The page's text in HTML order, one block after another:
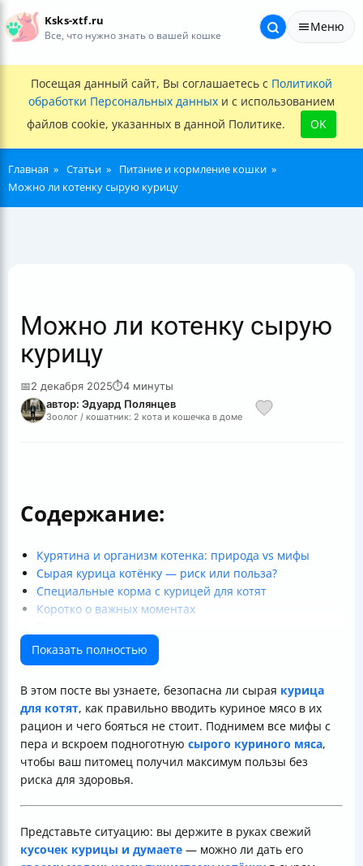
Ksks-xtf.ru
Все, что нужно знать о вашей кошке
Меню
Посещая данный сайт, Вы соглашаетесь с Политикой
обработки Персональных данных и с использованием
файлов cookie, указанных в данной Политике.
OK
Главная Статьи
Питание и кормление кошки
Можно ли котенку сырую курицу
Можно ли котенку сырую
курицу
📅2 декабря 2025⏱4 минуты
автор: Эдуард Полянцев
Зоолог / кошатник: 2 кота и кошечка в доме
Содержание:
Курятина и организм котенка: природа vs мифы
Сырая курица котёнку — риск или польза?
Специальные корма с курицей для котят
Коротко о важных моментах
Показать полностью
В этом посте вы узнаете, безопасна ли сырая курица
для котят, как правильно вводить куриное мясо в их
рацион и чего бояться не стоит. Поднимем все мифы с
пера и вскроем подноготную сырого куриного мяса,
чтобы ваш питомец получил максимум пользы без
риска для здоровья.
Представьте ситуацию: вы держите в руках свежий
кусочек курицы и думаете — можно ли дать его